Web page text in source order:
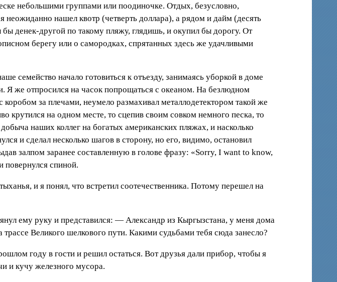
небольшими группами или поодиночке. Отдых, безусловно,
нашел квотр (четверть доллара), а рядом и дайм (десять
бы денек-другой по такому пляжу, глядишь, и окупил бы дорогу. От
берегу или о самородках, спрятанных здесь же удачливыми
семейство начало готовиться к отъезду, занимаясь уборкой в доме
Я же отпросился на часок попрощаться с океаном. На безлюдном
за плечами, неумело размахивал металлодетектором такой же
крутился на одном месте, то сцепив своим совком немного песка, то
наших коллег на богатых американских пляжах, и насколько
и сделал несколько шагов в сторону, но его, видимо, остановил
залпом заранее составленную в голове фразу: «Sorry, I want to know,
повернулся спиной.
и я понял, что встретил соотечественника. Потому перешел на
ему руку и представился: — Александр из Кыргызстана, у меня дома
Великого шелкового пути. Какими судьбами тебя сюда занесло?
году в гости и решил остаться. Вот друзья дали прибор, чтобы я
и кучу железного мусора.